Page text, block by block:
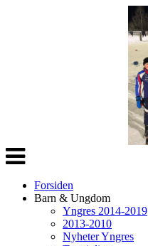
Veksle
navigasjon
Forsiden
Barn & Ungdom
Yngres 2014-2019
2013-2010
Nyheter Yngres